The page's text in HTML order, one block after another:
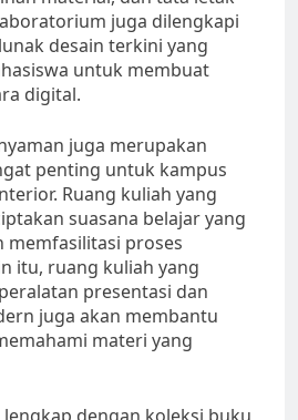
juga dilengkapi
desain terkini yang
untuk membuat
digital.
juga merupakan
penting untuk kampus
Ruang kuliah yang
suasana belajar yang
memfasilitasi proses
itu, ruang kuliah yang
presentasi dan
juga akan membantu
materi yang